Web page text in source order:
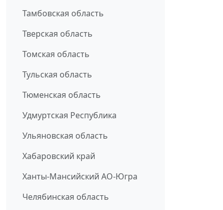
Тамбовская область
Тверская область
Томская область
Тульская область
Тюменская область
Удмуртская Республика
Ульяновская область
Хабаровский край
Ханты-Мансийский АО-Югра
Челябинская область